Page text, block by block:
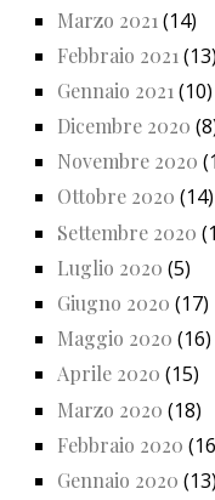
Marzo 2021 (14)
Febbraio 2021 (13)
Gennaio 2021 (10)
Dicembre 2020
Novembre 2020
Ottobre 2020 (14)
Settembre 2020
Luglio 2020 (5)
Giugno 2020 (17)
Maggio 2020 (16)
Aprile 2020 (15)
Marzo 2020 (18)
Febbraio 2020
Gennaio 2020 (13)